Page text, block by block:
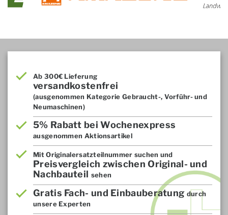
Ab 300€ Lieferung
versandkostenfrei
(ausgenommen Kategorie Gebraucht-, Vorführ- und
Neumaschinen)
5% Rabatt bei Wochenexpress
ausgenommen Aktionsartikel
Mit Originalersatzteilnummer suchen und
Preisvergleich zwischen Original- und
Nachbauteil sehen
Gratis Fach- und Einbauberatung durch
unsere Experten